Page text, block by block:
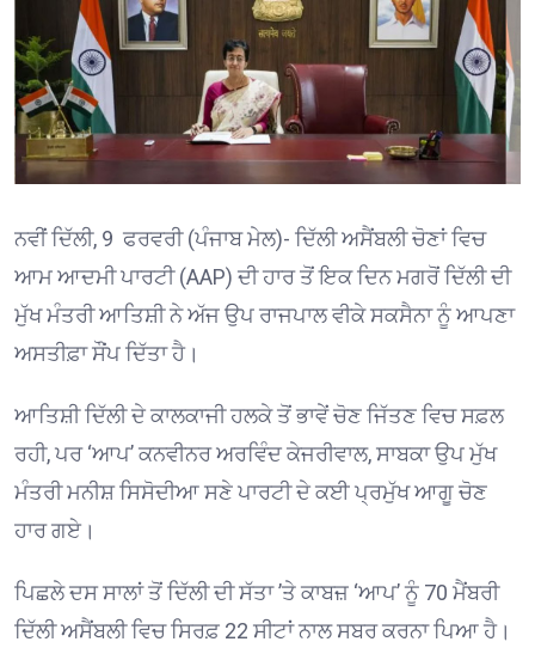
ਨਵੀਂ ਦਿੱਲੀ, 9 ਫਰਵਰੀ (ਪੰਜਾਬ ਮੇਲ)- ਦਿੱਲੀ ਅਸੈਂਬਲੀ ਚੋਣਾਂ ਵਿਚ
ਆਮ ਆਦਮੀ ਪਾਰਟੀ (AAP) ਦੀ ਹਾਰ ਤੋਂ ਇਕ ਦਿਨ ਮਗਰੋਂ ਦਿੱਲੀ ਦੀ
ਮੁੱਖ ਮੰਤਰੀ ਆਤਿਸ਼ੀ ਨੇ ਅੱਜ ਉਪ ਰਾਜਪਾਲ ਵੀਕੇ ਸਕਸੈਨਾ ਨੂੰ ਆਪਣਾ
ਅਸਤੀਫ਼ਾ ਸੌਂਪ ਦਿੱਤਾ ਹੈ।
ਆਤਿਸ਼ੀ ਦਿੱਲੀ ਦੇ ਕਾਲਕਾਜੀ ਹਲਕੇ ਤੋਂ ਭਾਵੇਂ ਚੋਣ ਜਿੱਤਣ ਵਿਚ ਸਫ਼ਲ
ਰਹੀ, ਪਰ ‘ਆਪ’ ਕਨਵੀਨਰ ਅਰਵਿੰਦ ਕੇਜਰੀਵਾਲ, ਸਾਬਕਾ ਉਪ ਮੁੱਖ
ਮੰਤਰੀ ਮਨੀਸ਼ ਸਿਸੋਦੀਆ ਸਣੇ ਪਾਰਟੀ ਦੇ ਕਈ ਪ੍ਰਮੁੱਖ ਆਗੂ ਚੋਣ
ਹਾਰ ਗਏ।
ਪਿਛਲੇ ਦਸ ਸਾਲਾਂ ਤੋਂ ਦਿੱਲੀ ਦੀ ਸੱਤਾ ’ਤੇ ਕਾਬਜ਼ ‘ਆਪ’ ਨੂੰ 70 ਮੈਂਬਰੀ
ਦਿੱਲੀ ਅਸੈਂਬਲੀ ਵਿਚ ਸਿਰਫ਼ 22 ਸੀਟਾਂ ਨਾਲ ਸਬਰ ਕਰਨਾ ਪਿਆ ਹੈ।